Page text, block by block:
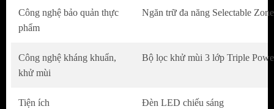
Công nghệ bảo quản thực
phẩm
Ngăn trữ đa năng Selectable Zone
Công nghệ kháng khuẩn,
khử mùi
Bộ lọc khử mùi 3 lớp Triple
Tiện ích Đèn LED chiếu sáng